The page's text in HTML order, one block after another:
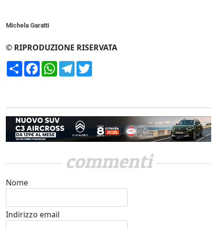
Michela Garatti
© RIPRODUZIONE RISERVATA
CondividiFacebookWhatsApp
Telegram
commenti
Nome
Indirizzo email